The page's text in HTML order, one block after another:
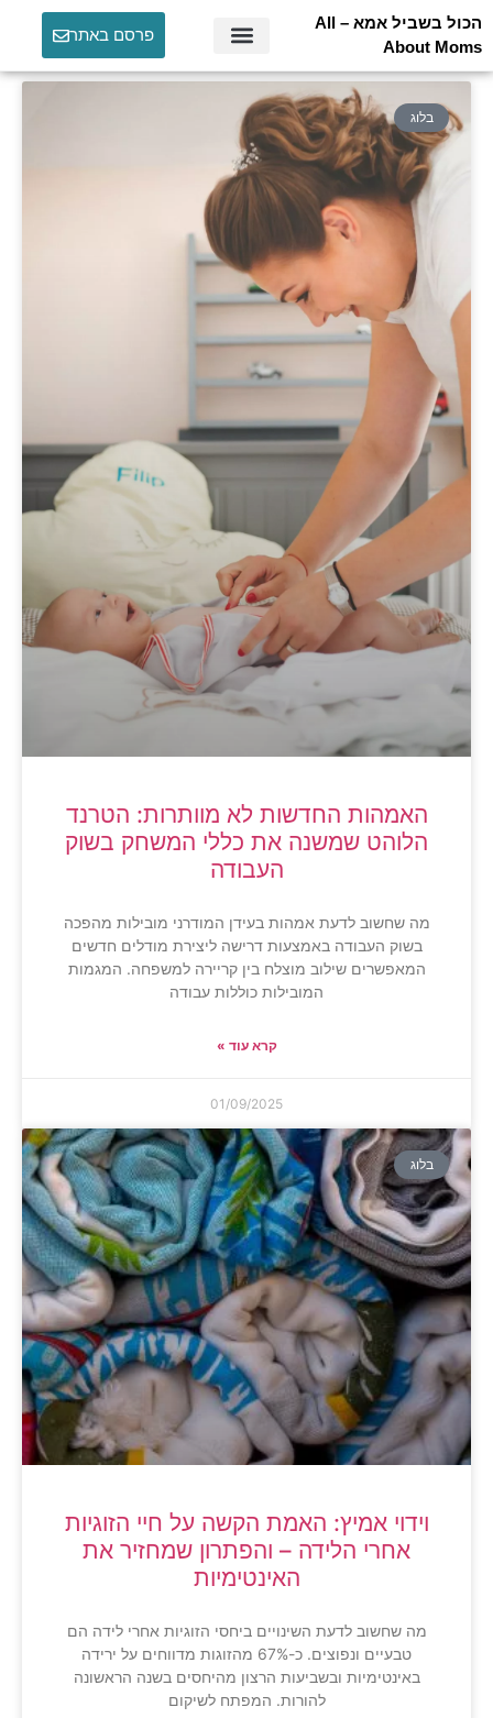
הכול בשביל אמא – All
About Moms
פרסם באתר דף הבית»
בלוג
האמהות החדשות לא מוותרות: הטרנד
הלוהט שמשנה את כללי המשחק בשוק
העבודה
מה שחשוב לדעת אמהות בעידן המודרני מובילות מהפכה
בשוק העבודה באמצעות דרישה ליצירת מודלים חדשים
המאפשרים שילוב מוצלח בין קריירה למשפחה. המגמות
המובילות כוללות עבודה
קרא עוד »
01/09/2025
בלוג
וידוי אמיץ: האמת הקשה על חיי הזוגיות
אחרי הלידה – והפתרון שמחזיר את
האינטימיות
מה שחשוב לדעת השינויים ביחסי הזוגיות אחרי לידה הם
טבעיים ונפוצים. כ-67% מהזוגות מדווחים על ירידה
באינטימיות ובשביעות הרצון מהיחסים בשנה הראשונה
להורות. המפתח לשיקום